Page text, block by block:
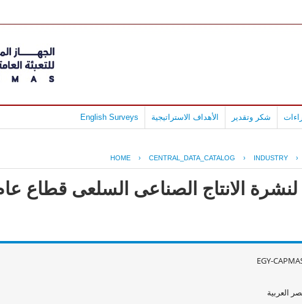
شكر وتقدير الأهداف الاستراتيجية English Surveys
HOME › CENTRAL_DATA_CATALOG › INDUSTRY ›
الانتاج الصناعى السلعى قطاع
EGY-
العربية